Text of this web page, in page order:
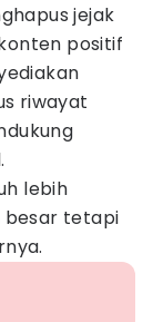
jejak
positif
riwayat
lebih
besar tetapi